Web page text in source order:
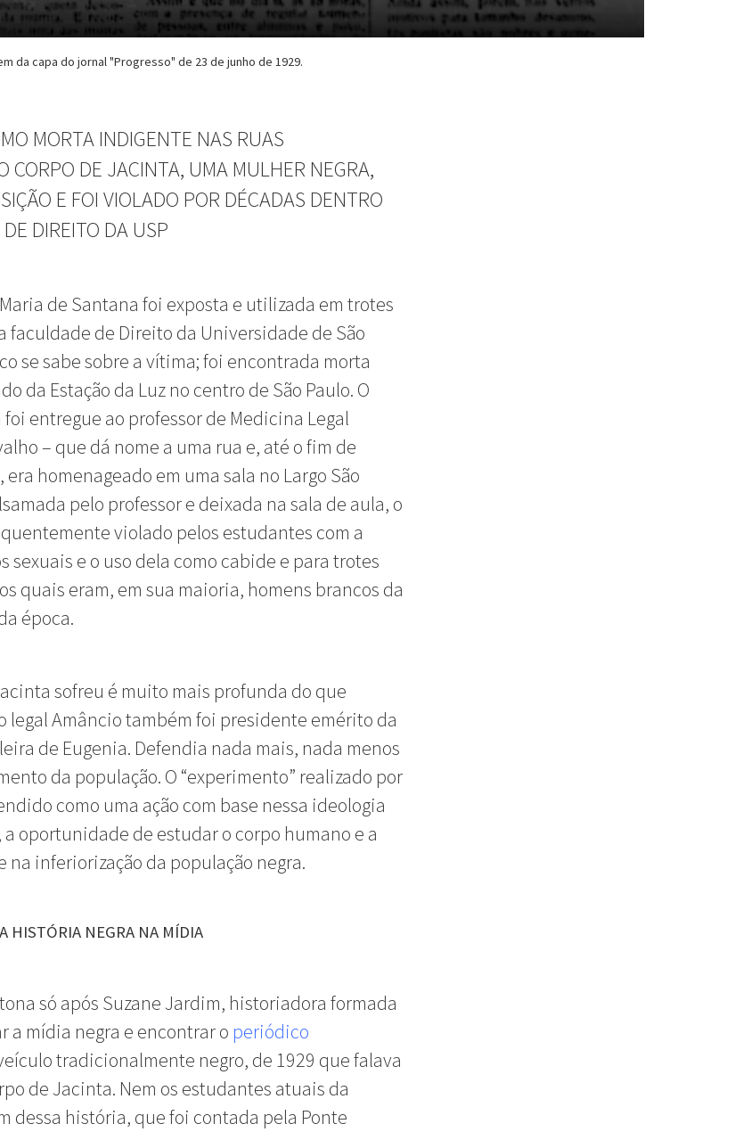
da capa do jornal "Progresso" de 23 de junho de 1929.
MORTA INDIGENTE NAS RUAS
CORPO DE JACINTA, UMA MULHER NEGRA,
E FOI VIOLADO POR DÉCADAS DENTRO
DIREITO DA USP
de Santana foi exposta e utilizada em trotes
faculdade de Direito da Universidade de São
se sabe sobre a vítima; foi encontrada morta
da Estação da Luz no centro de São Paulo. O
entregue ao professor de Medicina Legal
– que dá nome a uma rua e, até o fim de
era homenageado em uma sala no Largo São
pelo professor e deixada na sala de aula, o
violado pelos estudantes com a
sexuais e o uso dela como cabide e para trotes
quais eram, em sua maioria, homens brancos da
época.
sofreu é muito mais profunda do que
legal Amâncio também foi presidente emérito da
de Eugenia. Defendia nada mais, nada menos
da população. O “experimento” realizado por
como uma ação com base nessa ideologia
a oportunidade de estudar o corpo humano e a
na inferiorização da população negra.
HISTÓRIA NEGRA NA MÍDIA
só após Suzane Jardim, historiadora formada
a mídia negra e encontrar o periódico
tradicionalmente negro, de 1929 que falava
de Jacinta. Nem os estudantes atuais da
dessa história, que foi contada pela Ponte